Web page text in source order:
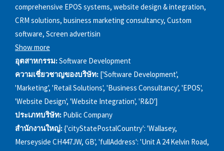
comprehensive EPOS systems, website design & integration,
CRM solutions, business marketing consultancy, Custom
software, Screen advertisin
Show more
อุตสาหกรรม:Software Development
ความเชี่ยวชาญของบริษัท: ['Software Development',
'Marketing', 'Retail Solutions', 'Business Consultancy', 'EPOS',
'Website Design', 'Website Integration', 'R&D']
ประเภทบริษัท: Public Company
สำนักงานใหญ่:{'cityStatePostalCountry': 'Wallasey,
Merseyside CH447JW, GB', 'fullAddress': 'Unit A 24 Kelvin Road,